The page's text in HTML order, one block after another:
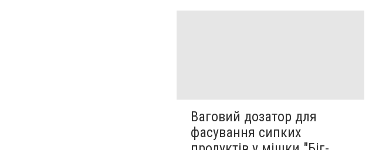
Ваговий дозатор для
фасування сипких